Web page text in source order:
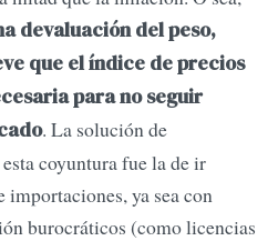
devaluación del peso,
que el índice de precios
para no seguir
. La solución de
coyuntura fue la de ir
ya sea con
burocráticos (como licencias